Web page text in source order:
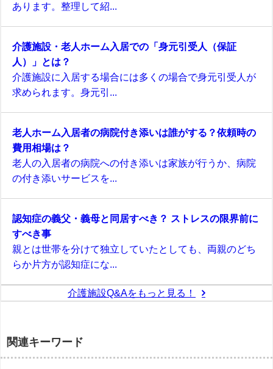
あります。整理して紹...
介護施設・老人ホーム入居での「身元引受人（保証
人）」とは？
介護施設に入居する場合には多くの場合で身元引受人が
求められます。身元引...
老人ホーム入居者の病院付き添いは誰がする？依頼時の
費用相場は？
老人の入居者の病院への付き添いは家族が行うか、病院
の付き添いサービスを...
認知症の義父・義母と同居すべき？ ストレスの限界前に
すべき事
親とは世帯を分けて独立していたとしても、両親のどち
らか片方が認知症にな...
介護施設Q&Aをもっと見る！
関連キーワード